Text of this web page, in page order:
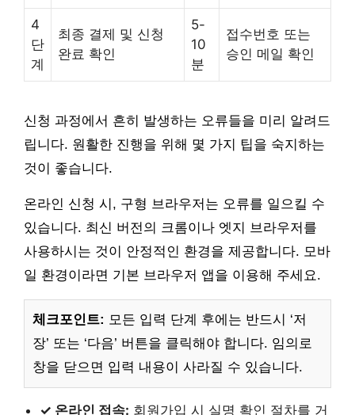
4
단
계
최종 결제 및 신청
완료 확인
5-
10
분
접수번호 또는
승인 메일 확인
신청 과정에서 흔히 발생하는 오류들을 미리 알려드
립니다. 원활한 진행을 위해 몇 가지 팁을 숙지하는
것이 좋습니다.
온라인 신청 시, 구형 브라우저는 오류를 일으킬 수
있습니다. 최신 버전의 크롬이나 엣지 브라우저를
사용하시는 것이 안정적인 환경을 제공합니다. 모바
일 환경이라면 기본 브라우저 앱을 이용해 주세요.
체크포인트: 모든 입력 단계 후에는 반드시 ‘저
장’ 또는 ‘다음’ 버튼을 클릭해야 합니다. 임의로
창을 닫으면 입력 내용이 사라질 수 있습니다.
✓ 온라인 접속: 회원가입 시 실명 확인 절차를 거